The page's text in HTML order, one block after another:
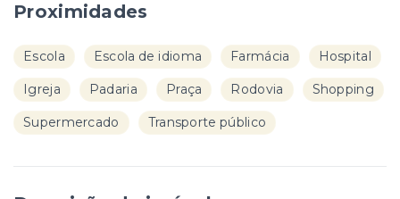
Proximidades
Escola Escola de idioma Farmácia Hospital
Igreja Padaria Praça Rodovia Shopping
Supermercado Transporte público